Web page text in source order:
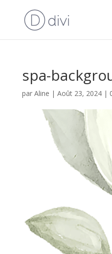
spa-
par Aline | Août 23, 2024|